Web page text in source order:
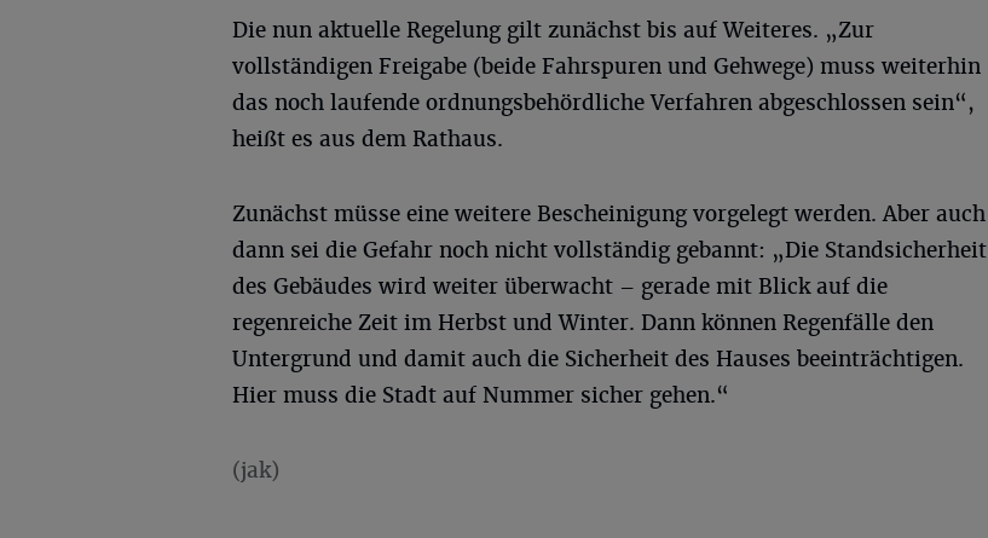
Die nun aktuelle Regelung gilt zunächst bis auf Weiteres. „Zur
vollständigen Freigabe (beide Fahrspuren und Gehwege) muss weiterhin
das noch laufende ordnungsbehördliche Verfahren abgeschlossen sein“,
heißt es aus dem Rathaus.
Zunächst müsse eine weitere Bescheinigung vorgelegt werden. Aber auch
dann sei die Gefahr noch nicht vollständig gebannt: „Die Standsicherheit
des Gebäudes wird weiter überwacht – gerade mit Blick auf die
regenreiche Zeit im Herbst und Winter. Dann können Regenfälle den
Untergrund und damit auch die Sicherheit des Hauses beeinträchtigen.
Hier muss die Stadt auf Nummer sicher gehen.“
(jak)